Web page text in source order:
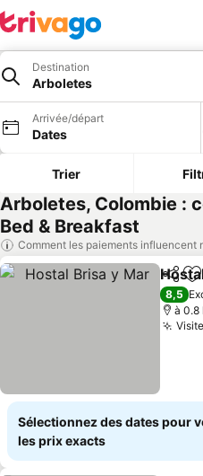
Destination
Arboletes
Arrivée/départ
Dates
Trier
Arboletes, Colombie :
Bed & Breakfast
Comment les paiements influencent
8,5
à 0.8
Sélectionnez des dates pour
les prix exacts